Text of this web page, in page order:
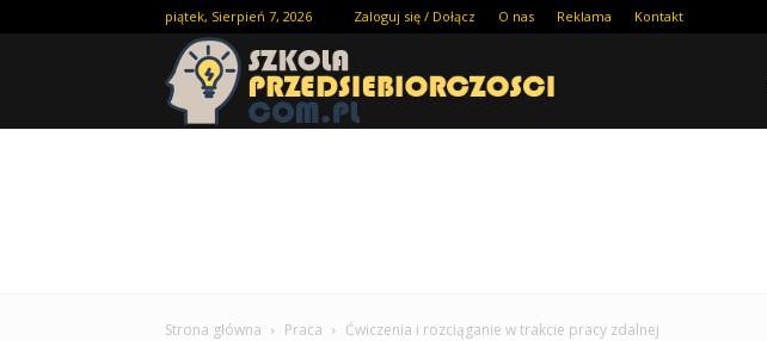
piątek, Sierpień 7, 2026 Zaloguj się / Dołącz O nas Reklama Kontakt
Strona główna Praca Ćwiczenia i rozciąganie w trakcie pracy zdalnej